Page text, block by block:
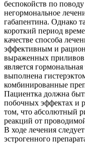
беспокойств по
негормональное
габапентина. Однако
короткий период
качестве способа
эффективным и
выраженных приливов
является
выполнена
комбинированные
Пациентка должна
побочных эффектах и
том, что абсолютный
реакций от
В ходе лечения
эстрогенного